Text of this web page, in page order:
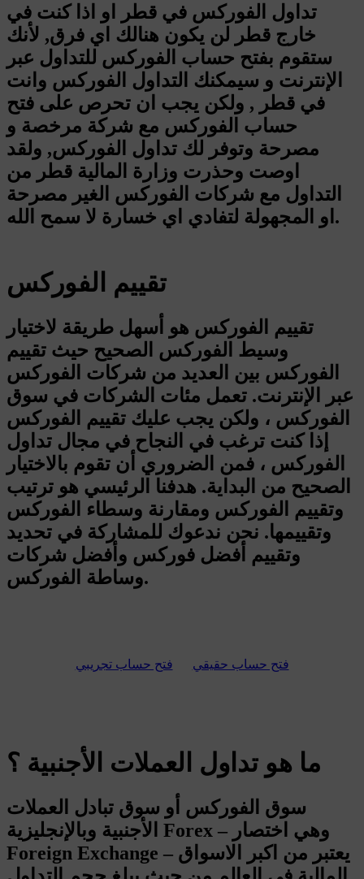
تداول الفوركس في قطر او اذا كنت في
خارج قطر لن يكون هنالك اي فرق, لأنك
ستقوم بفتح حساب الفوركس للتداول عبر
الإنترنت و سيمكنك التداول الفوركس وانت
في قطر , ولكن يجب ان تحرص على فتح
حساب الفوركس مع شركة مرخصة و
مصرحة وتوفر لك تداول الفوركس, ولقد
اوصت وحذرت وزارة المالية قطر من
التداول مع شركات الفوركس الغير مصرحة
او المجهولة لتفادي اي خسارة لا سمح الله.
تقييم الفوركس
تقييم الفوركس هو أسهل طريقة لاختيار
وسيط الفوركس الصحيح حيث تقييم
الفوركس بين العديد من شركات الفوركس
عبر الإنترنت. تعمل مئات الشركات في سوق
الفوركس ، ولكن يجب عليك تقييم الفوركس
إذا كنت ترغب في النجاح في مجال تداول
الفوركس ، فمن الضروري أن تقوم بالاختيار
الصحيح من البداية. هدفنا الرئيسي هو ترتيب
وتقييم الفوركس ومقارنة وسطاء الفوركس
وتقييمها. نحن ندعوك للمشاركة في تحديد
وتقييم أفضل فوركس وأفضل شركات
وساطة الفوركس.
فتح حساب حقيقي فتح حساب تجريبي
ما هو تداول العملات الأجنبية ؟
سوق الفوركس أو سوق تبادل العملات
الأجنبية وبالإنجليزية Forex – وهي اختصار
Foreign Exchange – يعتبر من اكبر الاسواق